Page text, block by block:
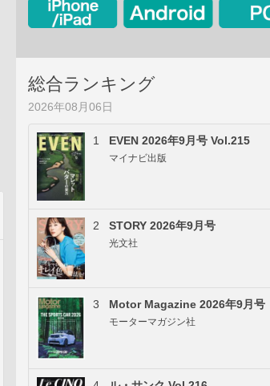
総合ランキング
2026年08月06日
1 EVEN 2026年9月号 Vol.215
マイナビ出版
2 STORY 2026年9月号
光文社
3 Motor Magazine 2026年9月号
モーターマガジン社